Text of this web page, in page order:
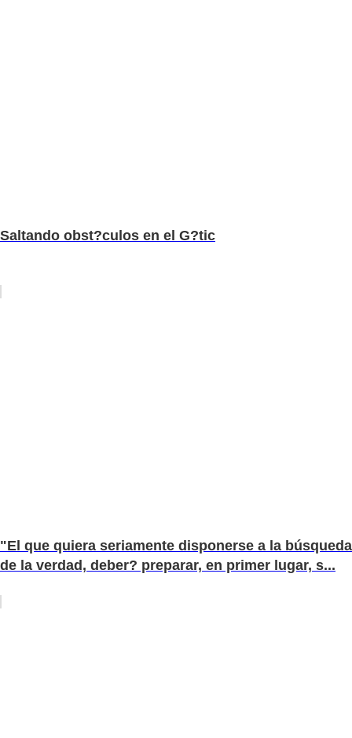
Saltando obst?culos en el G?tic
"El que quiera seriamente disponerse a la búsqueda
de la verdad, deber? preparar, en primer lugar, s...